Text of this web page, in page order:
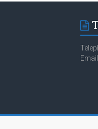
Email